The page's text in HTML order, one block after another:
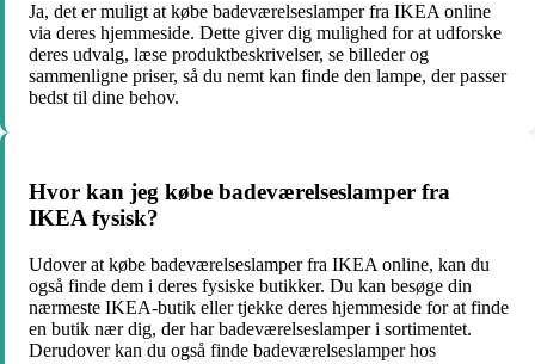
Ja, det er muligt at købe badeværelseslamper fra IKEA online
via deres hjemmeside. Dette giver dig mulighed for at udforske
deres udvalg, læse produktbeskrivelser, se billeder og
sammenligne priser, så du nemt kan finde den lampe, der passer
bedst til dine behov.
Hvor kan jeg købe badeværelseslamper fra
IKEA fysisk?
Udover at købe badeværelseslamper fra IKEA online, kan du
også finde dem i deres fysiske butikker. Du kan besøge din
nærmeste IKEA-butik eller tjekke deres hjemmeside for at finde
en butik nær dig, der har badeværelseslamper i sortimentet.
Derudover kan du også finde badeværelseslamper hos